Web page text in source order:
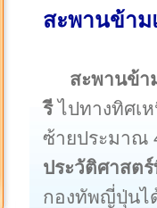
สะพานข้า
สะพานข้า
รีไปทางทิศเ
ซ้ายประมาณ
ประวัติศาสต
กองทัพญี่ปุ่นไ